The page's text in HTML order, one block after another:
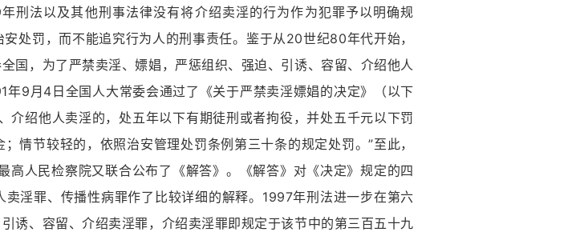
刑法以及其他刑事法律没有将介绍卖淫的行为作为犯罪予以明确规
处罚，而不能追究行为人的刑事责任。鉴于从20世纪80年代开始，
国，为了严禁卖淫、嫖娼，严惩组织、强迫、引诱、容留、介绍他人
9月4日全国人大常委会通过了《关于严禁卖淫嫖娼的决定》（以下
介绍他人卖淫的，处五年以下有期徒刑或者拘役，并处五千元以下罚
情节较轻的，依照治安管理处罚条例第三十条的规定处罚。”至此，
人民检察院又联合公布了《解答》。《解答》对《决定》规定的四
淫罪、传播性病罪作了比较详细的解释。1997年刑法进一步在第六
诱、容留、介绍卖淫罪，介绍卖淫罪即规定于该节中的第三百五十九